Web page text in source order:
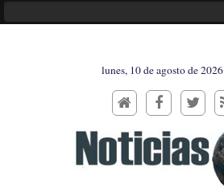
lunes, 10 de agosto de 2026